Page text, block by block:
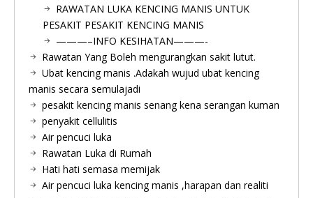
RAWATAN LUKA KENCING MANIS UNTUK
PESAKIT PESAKIT KENCING MANIS
———–INFO KESIHATAN———-
Rawatan Yang Boleh mengurangkan sakit lutut.
Ubat kencing manis .Adakah wujud ubat kencing
manis secara semulajadi
pesakit kencing manis senang kena serangan kuman
penyakit cellulitis
Air pencuci luka
Rawatan Luka di Rumah
Hati hati semasa memijak
Air pencuci luka kencing manis ,harapan dan realiti